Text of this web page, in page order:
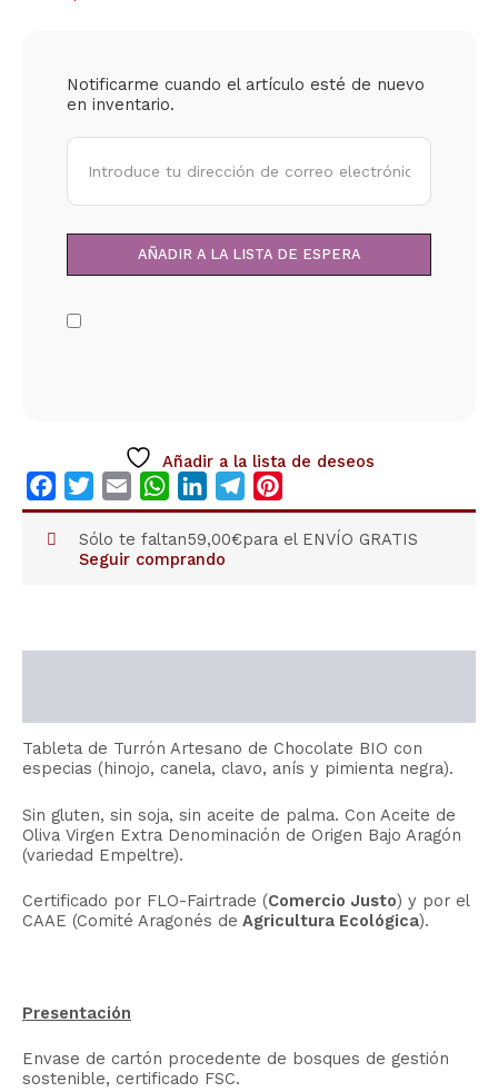
Notificarme cuando el artículo esté de nuevo
en inventario.
Añadir a la lista de deseos
FacebookTwitterEmail WhatsApp
LinkedInTelegram
Sólo te faltan59,00€para el ENVÍO GRATIS
Seguir comprando
Tableta de Turrón Artesano de Chocolate BIO con
especias (hinojo, canela, clavo, anís y pimienta negra).
Sin gluten, sin soja, sin aceite de palma. Con Aceite de
Oliva Virgen Extra Denominación de Origen Bajo Aragón
(variedad Empeltre).
Certificado por FLO-Fairtrade (Comercio Justo) y por el
CAAE (Comité Aragonés de Agricultura Ecológica).
Presentación
Envase de cartón procedente de bosques de gestión
sostenible, certificado FSC.